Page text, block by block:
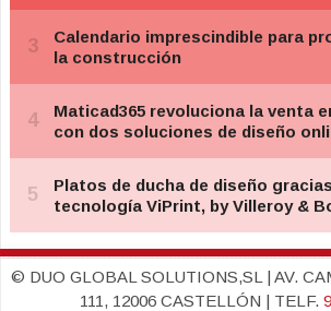
© DUO GLOBAL SOLUTIONS,SL | AV.
111, 12006 CASTELLÓN | TELF.